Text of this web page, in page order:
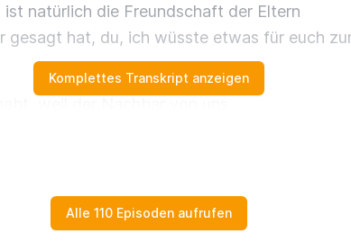
Komplettes Transkript anzeigen
natürlich die Freundschaft der Eltern
gesagt hat, du, ich wüsste etwas für euch
ganz einfach. Nein, das ist der Traum
Alle 110 Episoden aufrufen